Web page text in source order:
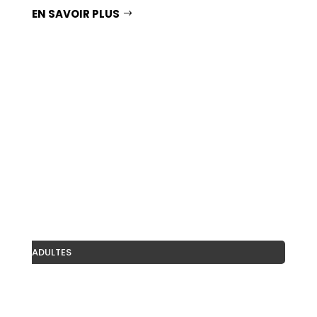
EN SAVOIR PLUS
ADULTES